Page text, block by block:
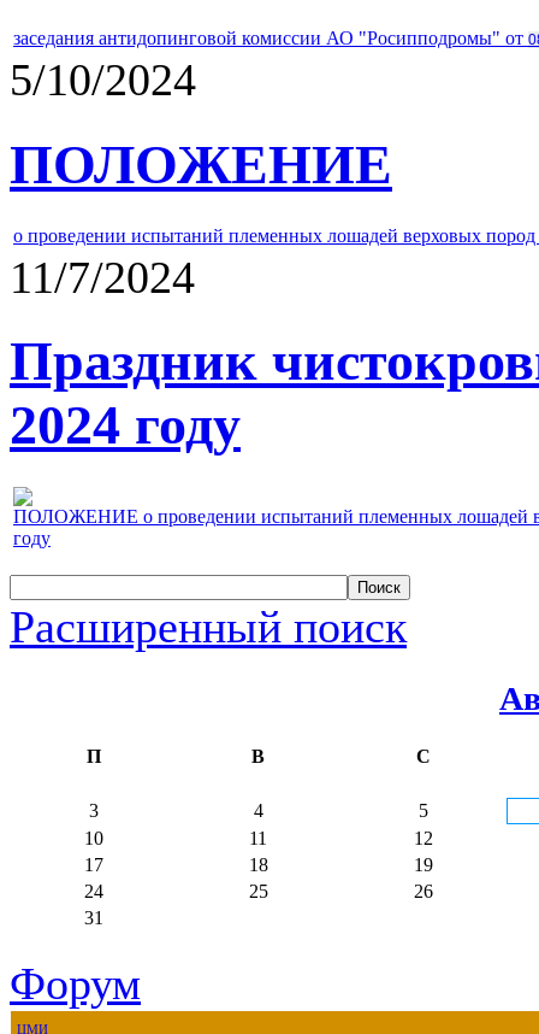
заседания антидопинговой комиссии АО "Росипподромы" от
5/10/2024
ПОЛОЖЕНИЕ
о проведении испытаний племенных лошадей верховых
11/7/2024
Праздник
2024 году
ПОЛОЖЕНИЕ о проведении испытаний племенных лошадей
году
Расширенный поиск
П В С
3 4
5
10
11
12
17
18
19
24
25
26
31
Форум
ЦМИ